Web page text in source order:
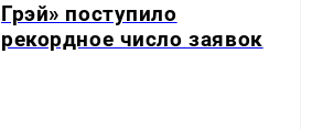
Грэй» поступило
рекордное число заявок